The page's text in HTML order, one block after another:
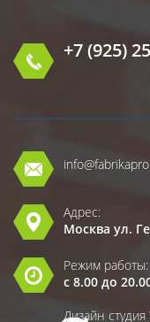
+7 (925)
Адрес:
Москва ул.
Режим работы:
с 8.00 до
Дизайн